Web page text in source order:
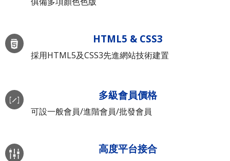
HTML5 & CSS3
採用HTML5及CSS3先進網站技術建置
多級會員價格
可設一般會員/進階會員/批發會員
高度平台接合